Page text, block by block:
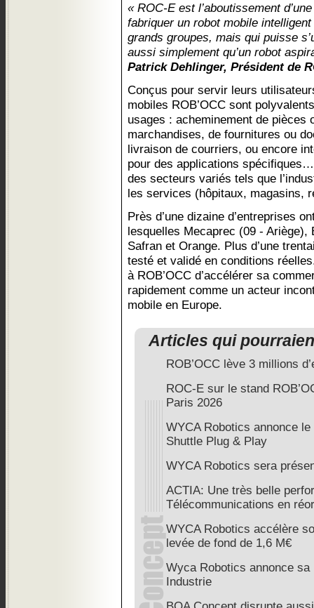
« ROC-E est l’aboutissement
fabriquer un robot mobile
grands groupes, mais qui puisse
aussi simplement qu’un robot
Patrick Dehlinger, Président de
Conçus pour servir leurs
mobiles ROB’OCC sont
usages : acheminement de pièces
marchandises, de fournitures ou
livraison de courriers, ou encore
pour des applications
des secteurs variés tels que
les services (hôpitaux, magasins,
Près d’une dizaine d’entreprises
lesquelles Mecaprec (09 - Ariège),
Safran et Orange. Plus d’une
testé et validé en conditions
à ROB’OCC d’accélérer sa
rapidement comme un acteur
mobile en Europe.
Articles qui
ROB’OCC lève 3 millions
ROC-E sur le stand
Paris 2026
WYCA Robotics annonce
Shuttle Plug & Play
WYCA Robotics sera
ACTIA: Une très belle
Télécommunications en
WYCA Robotics accélère
levée de fond de 1,6 M€
Wyca Robotics annonce
Industrie